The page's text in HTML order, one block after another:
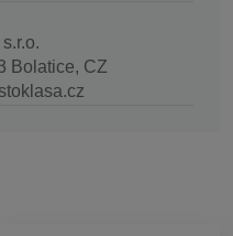
Bolatice, CZ